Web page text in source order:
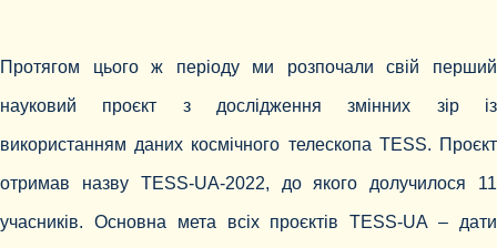
Протягом цього ж періоду ми розпочали свій перший
науковий проєкт з дослідження змінних зір із
використанням даних космічного телескопа TESS. Проєкт
отримав назву TESS-UA-2022, до якого долучилося 11
учасників. Основна мета всіх проєктів TESS-UA – дати